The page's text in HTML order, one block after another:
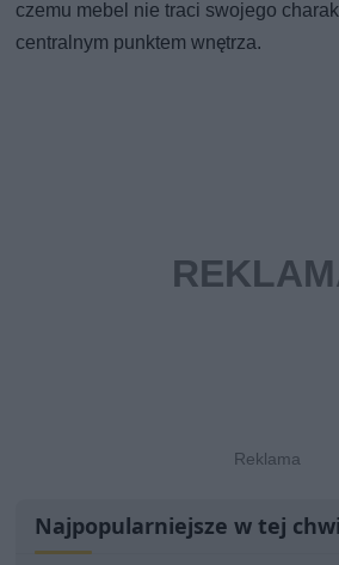
czemu mebel nie traci swojego
centralnym punktem wnętrza.
Najpopularniejsze w tej